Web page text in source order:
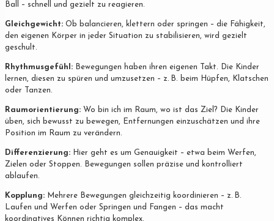
Ball – schnell und gezielt zu reagieren.
Gleichgewicht: Ob balancieren, klettern oder springen – die Fähigkeit,
den eigenen Körper in jeder Situation zu stabilisieren, wird gezielt
geschult.
Rhythmusgefühl: Bewegungen haben ihren eigenen Takt. Die Kinder
lernen, diesen zu spüren und umzusetzen – z. B. beim Hüpfen, Klatschen
oder Tanzen.
Raumorientierung: Wo bin ich im Raum, wo ist das Ziel? Die Kinder
üben, sich bewusst zu bewegen, Entfernungen einzuschätzen und ihre
Position im Raum zu verändern.
Differenzierung: Hier geht es um Genauigkeit – etwa beim Werfen,
Zielen oder Stoppen. Bewegungen sollen präzise und kontrolliert
ablaufen.
Kopplung: Mehrere Bewegungen gleichzeitig koordinieren – z. B.
Laufen und Werfen oder Springen und Fangen – das macht
koordinatives Können richtig komplex.